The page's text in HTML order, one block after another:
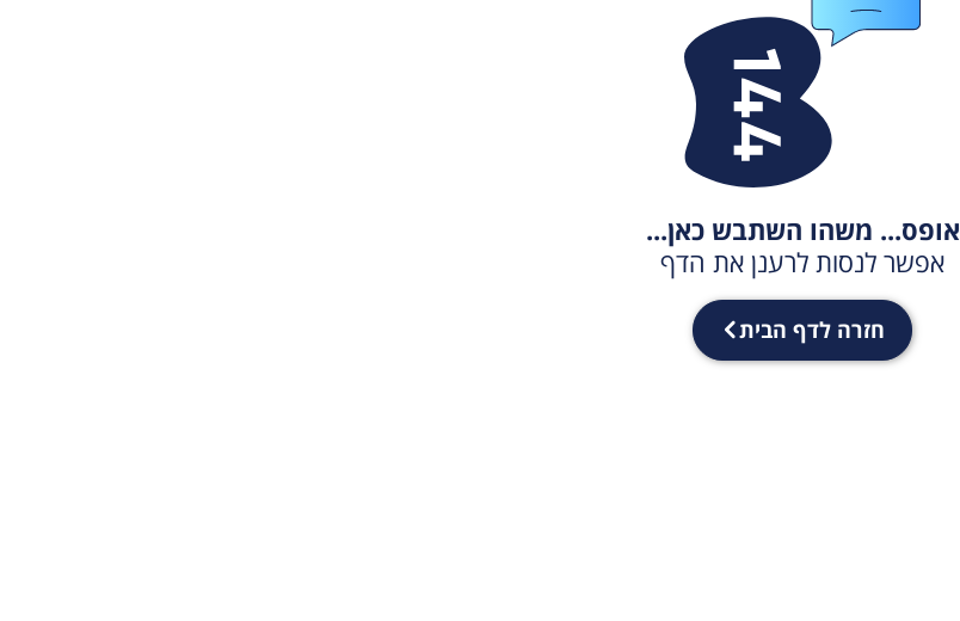
אופס... משהו השתבש כאן...
אפשר לנסות לרענן את הדף
חזרה לדף הבית